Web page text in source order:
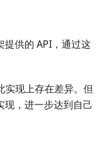
提供的 API，通过这
实现上存在差异。但
现，进一步达到自己